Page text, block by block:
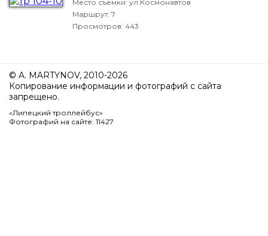
Место съемки: ул.Космонавтов
Маршрут: 7
Просмотров: 443
© A. MARTYNOV, 2010-2026
Копирование информации и фотографий с сайта
запрещено.
«Липецкий троллейбус»
Фотографий на сайте: 11427